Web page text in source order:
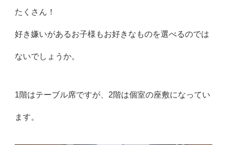
たくさん！
好き嫌いがあるお子様もお好きなものを選べるのでは
ないでしょうか。
1階はテーブル席ですが、2階は個室の座敷になってい
ます。